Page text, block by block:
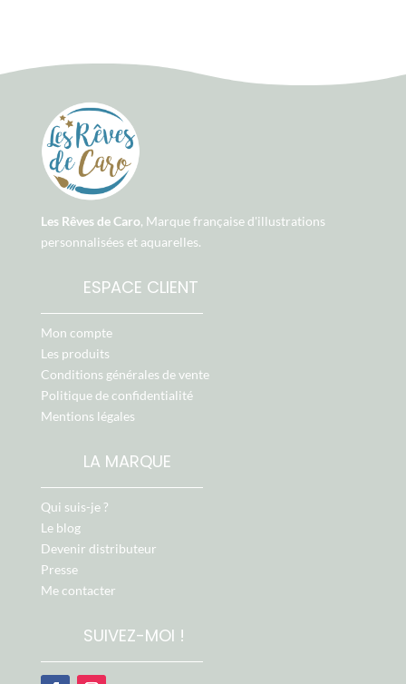
Les Rêves de Caro, Marque française d'illustrations
personnalisées et aquarelles.
ESPACE CLIENT
Mon compte
Les produits
Conditions générales de vente
Politique de confidentialité
Mentions légales
LA MARQUE
Qui suis-je ?
Le blog
Devenir distributeur
Presse
Me contacter
SUIVEZ-MOI !